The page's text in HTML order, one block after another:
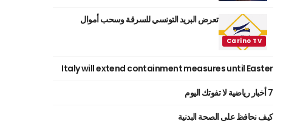
تعرض البريد التونسي للسرقة وسحب أموال
Italy will extend containment measures until Easter
7 أخبار رياضية لا تفوتك اليوم
كيف نحافظ على الصحة البدنية